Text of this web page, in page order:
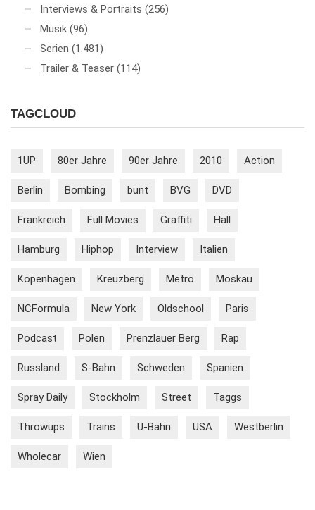
Interviews & Portraits (256)
Musik (96)
Serien (1.481)
Trailer & Teaser (114)
TAGCLOUD
1UP 80er Jahre 90er Jahre 2010 Action
Berlin Bombing bunt BVG DVD
Frankreich Full Movies Graffiti Hall
Hamburg Hiphop Interview Italien
Kopenhagen Kreuzberg Metro Moskau
NCFormula New York Oldschool Paris
Podcast Polen Prenzlauer Berg Rap
Russland S-Bahn Schweden Spanien
Spray Daily Stockholm Street Taggs
Throwups Trains U-Bahn USA Westberlin
Wholecar Wien